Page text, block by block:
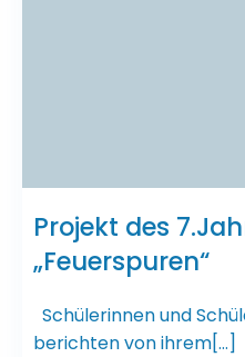
Projekt des
„Feuerspuren“
Schülerinnen und
berichten von ihrem[…]